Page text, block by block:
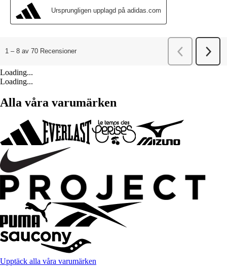
Loading...
Loading...
Alla våra varumärken
Upptäck alla våra varumärken